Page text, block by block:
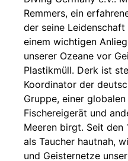
Remmers, ein
der seine
einem wichtigen
unserer Ozeane vor
Plastikmüll. Derk ist
Koordinator der
Gruppe, einer
Fischereigerät und
Meeren birgt. Seit den
als Taucher hautnah,
und Geisternetze